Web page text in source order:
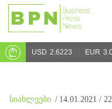
USD 2.6223 EUR
სიახლეები / 14.01.2021 /